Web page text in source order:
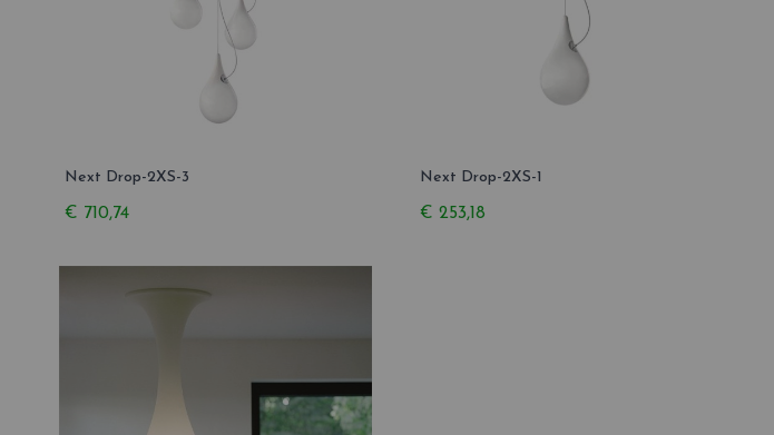
Next Drop-2XS-3
€ 710,74
Next Drop-2XS-1
€ 253,18